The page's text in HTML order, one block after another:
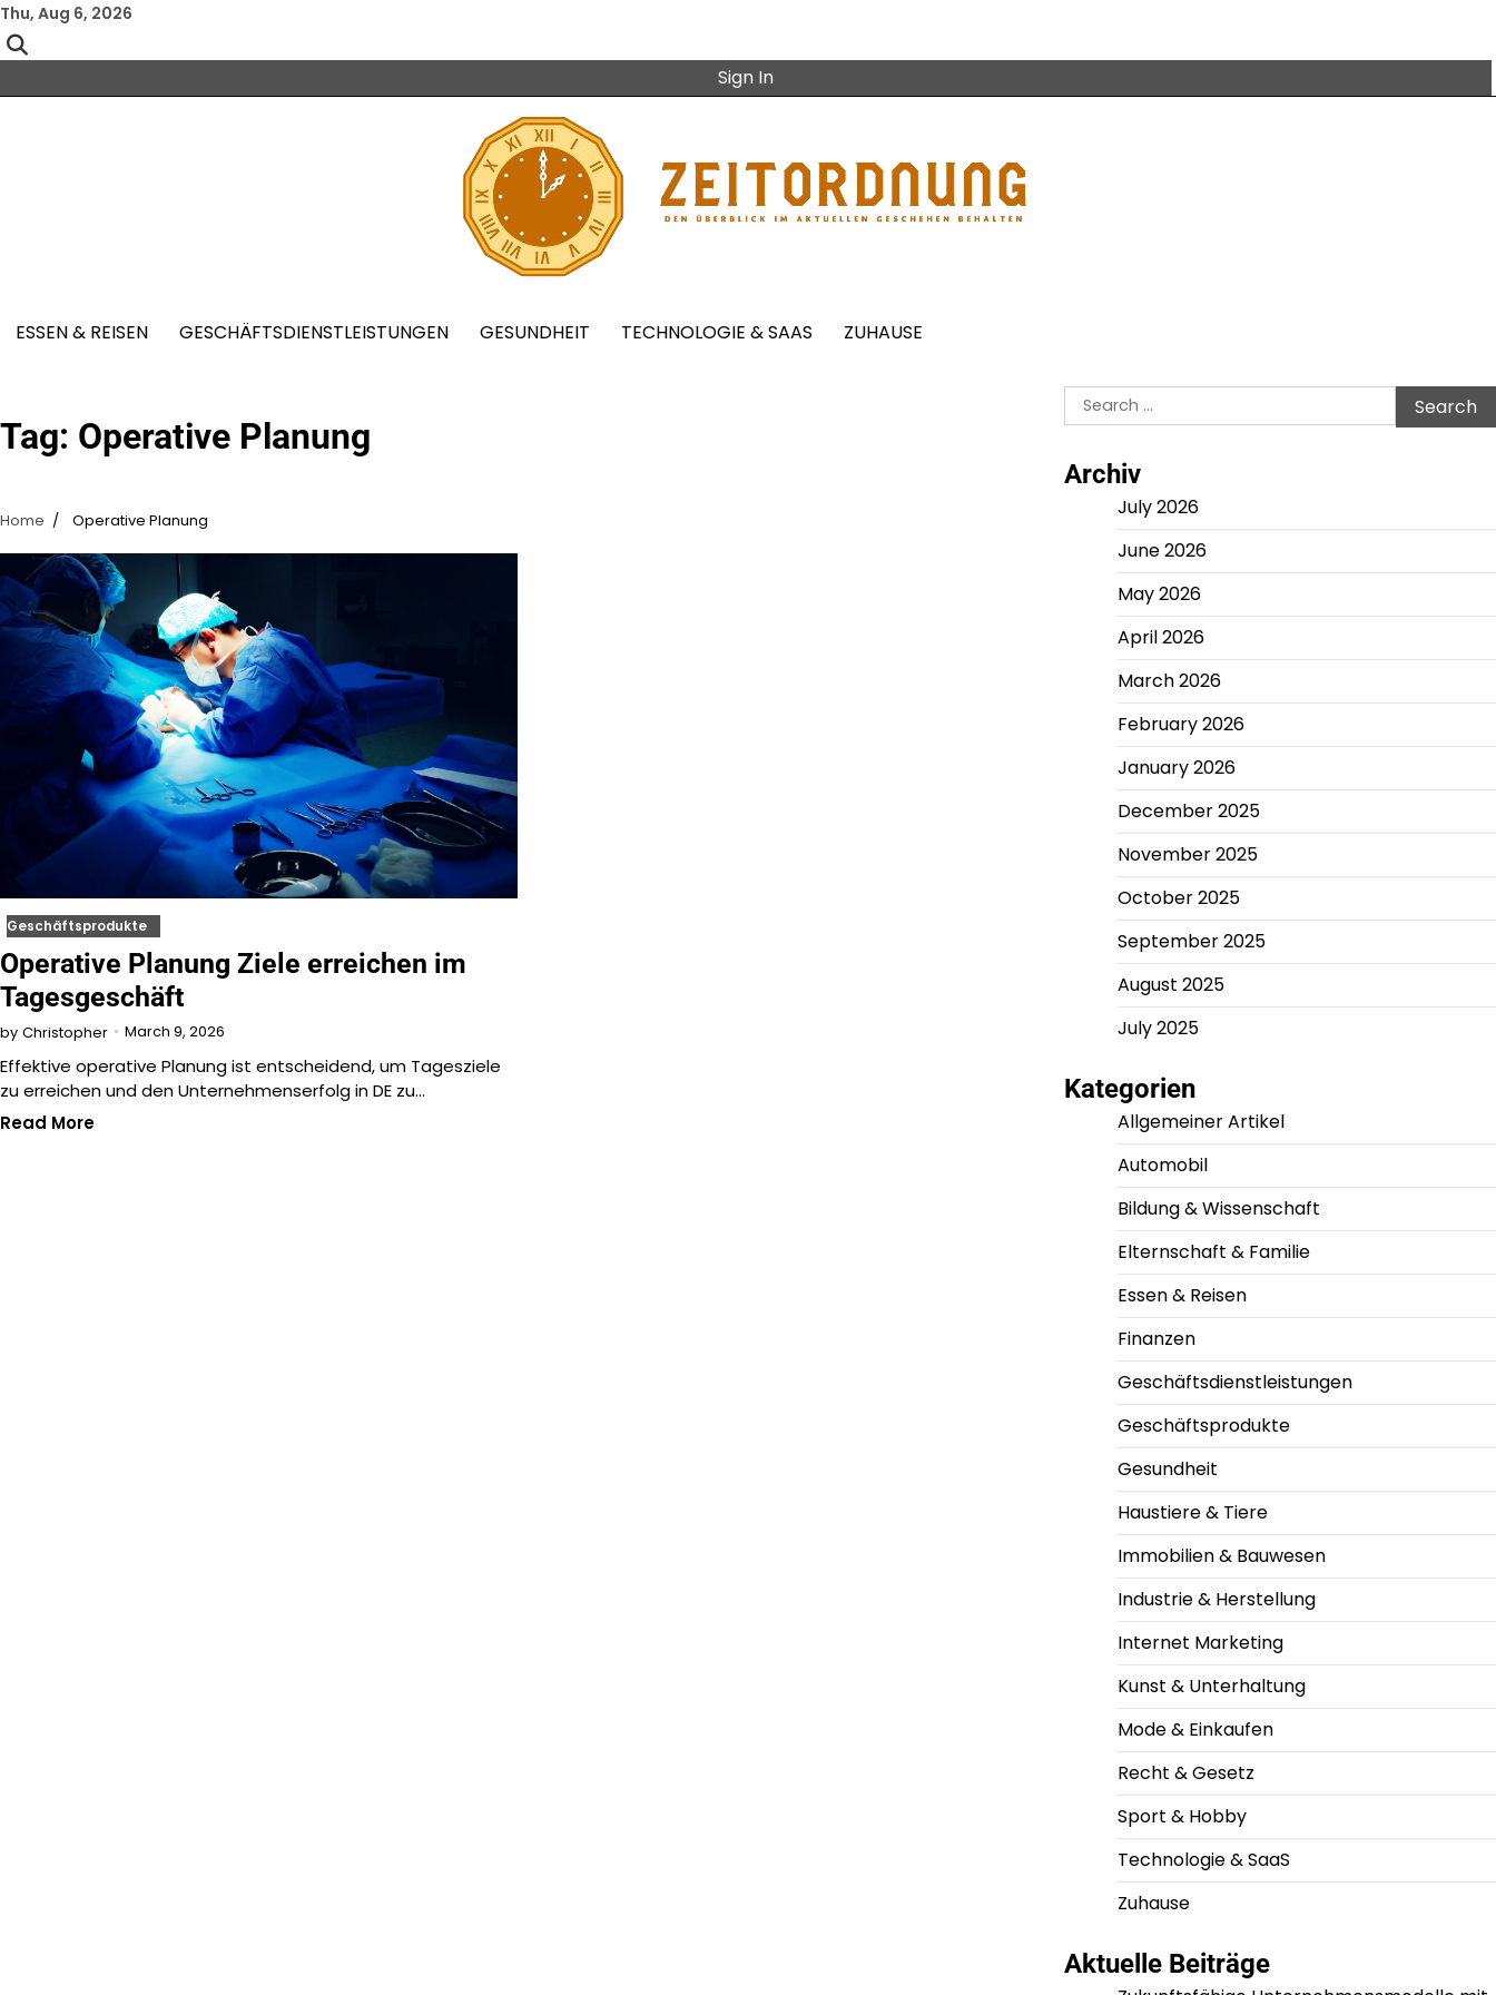
Skip
to
content
Thu, Aug 6, 2026
Sign In
ESSEN & REISEN GESCHÄFTSDIENSTLEISTUNGEN GESUNDHEIT TECHNOLOGIE & SAAS ZUHAUSE
Tag: Operative Planung
Home Operative Planung
Geschäftsprodukte
Operative Planung Ziele erreichen im
Tagesgeschäft
by Christopher March 9, 2026
Effektive operative Planung ist entscheidend, um Tagesziele
zu erreichen und den Unternehmenserfolg in DE zu…
Read More
Search
for:
Archiv
July 2026
June 2026
May 2026
April 2026
March 2026
February 2026
January 2026
December 2025
November 2025
October 2025
September 2025
August 2025
July 2025
Kategorien
Allgemeiner Artikel
Automobil
Bildung & Wissenschaft
Elternschaft & Familie
Essen & Reisen
Finanzen
Geschäftsdienstleistungen
Geschäftsprodukte
Gesundheit
Haustiere & Tiere
Immobilien & Bauwesen
Industrie & Herstellung
Internet Marketing
Kunst & Unterhaltung
Mode & Einkaufen
Recht & Gesetz
Sport & Hobby
Technologie & SaaS
Zuhause
Aktuelle Beiträge